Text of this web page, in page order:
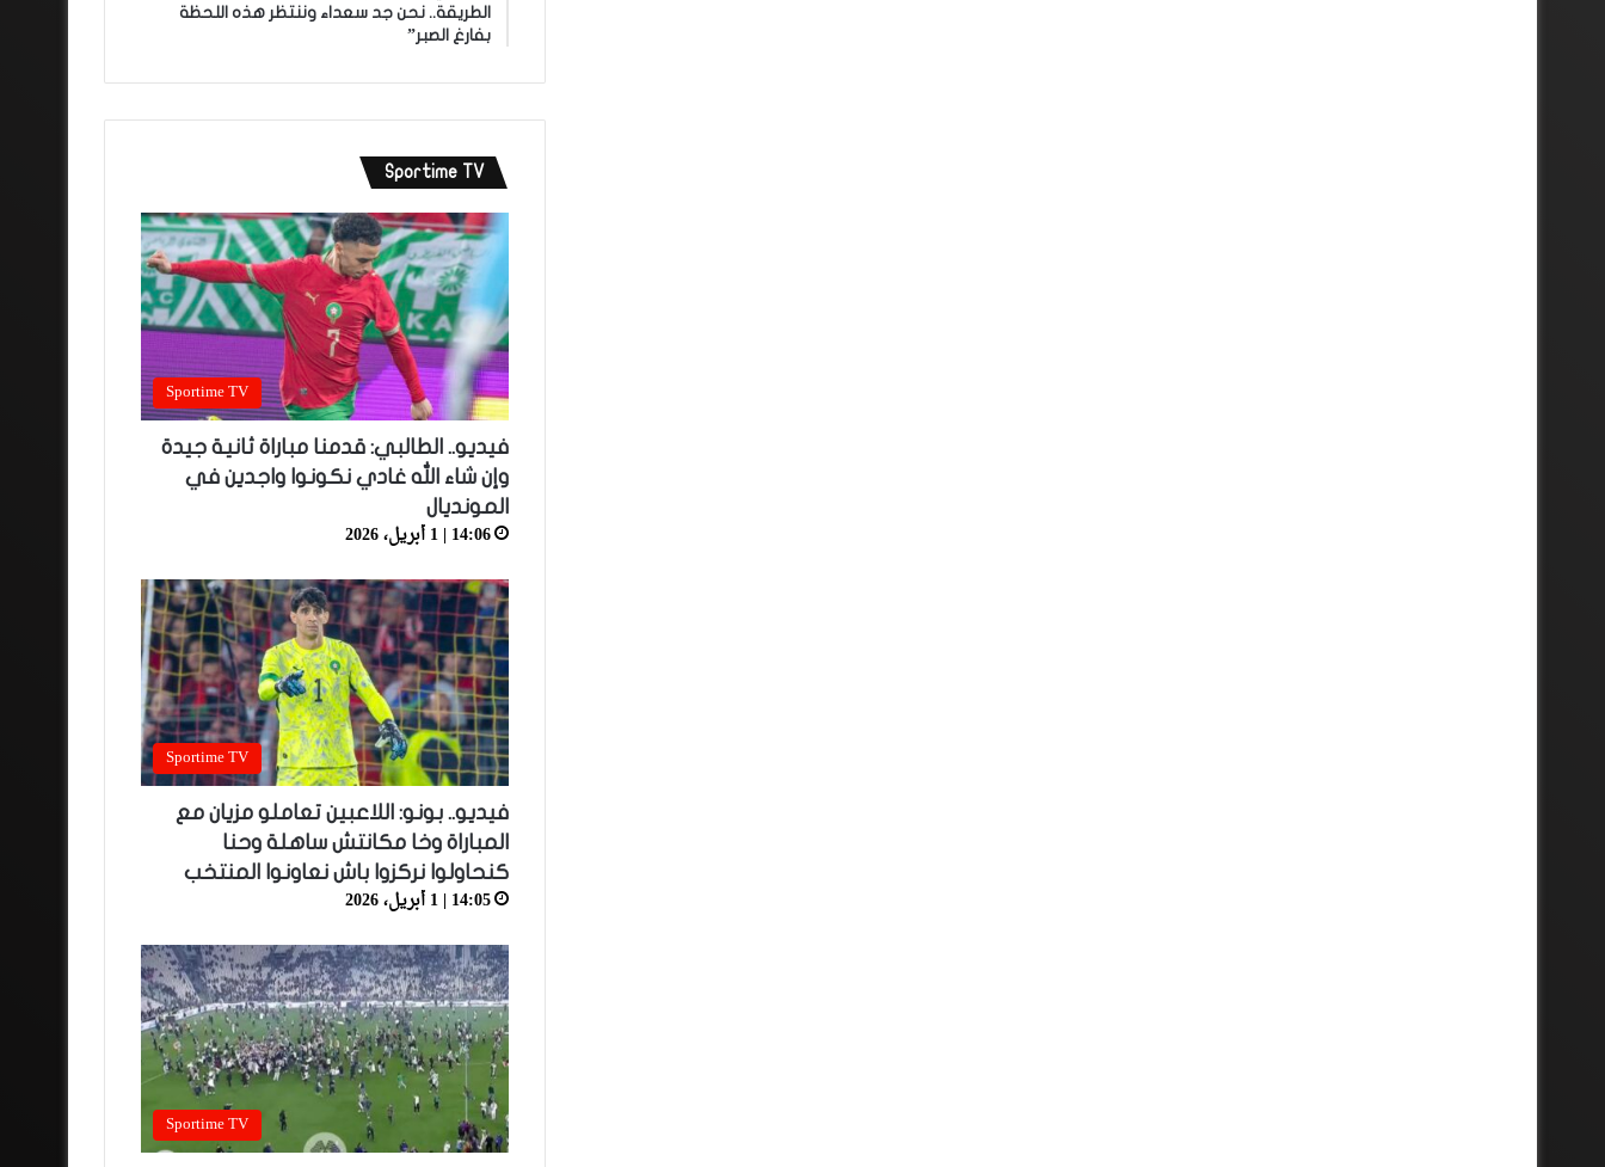
الطريقة.. نحن جد سعداء وننتظر هذه اللحظة
بفارغ الصبر”
Sportime TV
Sportime TV
فيديو.. الطالبي: قدمنا مباراة ثانية جيدة
وإن شاء الله غادي نكونوا واجدين في
المونديال
14:06 | 1 أبريل، 2026
Sportime TV
فيديو.. بونو: اللاعبين تعاملو مزيان مع
المباراة وخا مكانتش ساهلة وحنا
كنحاولوا نركزوا باش نعاونوا المنتخب
14:05 | 1 أبريل، 2026
Sportime TV